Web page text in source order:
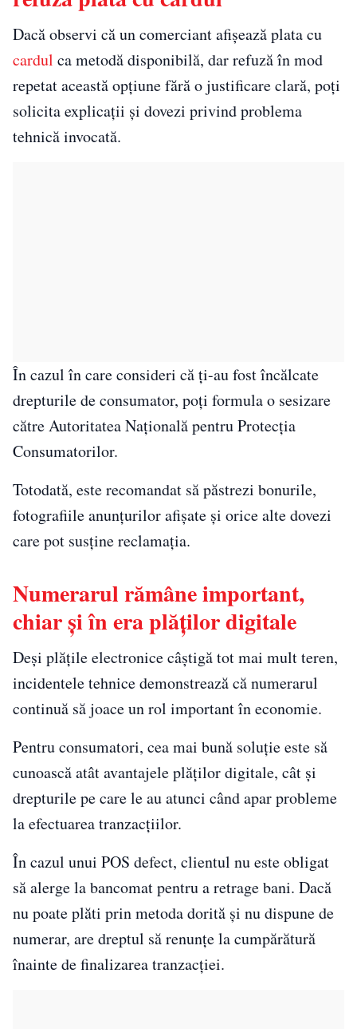
Dacă observi că un comerciant afișează plata cu
cardul ca metodă disponibilă, dar refuză în mod
repetat această opțiune fără o justificare clară, poți
solicita explicații și dovezi privind problema
tehnică invocată.
În cazul în care consideri că ți-au fost încălcate
drepturile de consumator, poți formula o sesizare
către Autoritatea Națională pentru Protecția
Consumatorilor.
Totodată, este recomandat să păstrezi bonurile,
fotografiile anunțurilor afișate și orice alte dovezi
care pot susține reclamația.
Numerarul rămâne important,
chiar și în era plăților digitale
Deși plățile electronice câștigă tot mai mult teren,
incidentele tehnice demonstrează că numerarul
continuă să joace un rol important în economie.
Pentru consumatori, cea mai bună soluție este să
cunoască atât avantajele plăților digitale, cât și
drepturile pe care le au atunci când apar probleme
la efectuarea tranzacțiilor.
În cazul unui POS defect, clientul nu este obligat
să alerge la bancomat pentru a retrage bani. Dacă
nu poate plăti prin metoda dorită și nu dispune de
numerar, are dreptul să renunțe la cumpărătură
înainte de finalizarea tranzacției.